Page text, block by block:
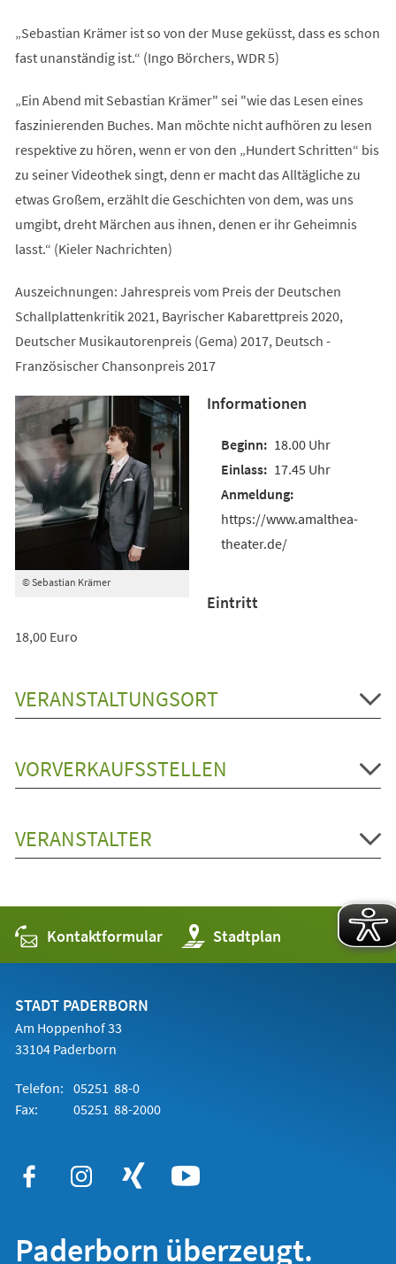
„Sebastian Krämer ist so von der Muse geküsst, dass es schon
fast unanständig ist.“ (Ingo Börchers, WDR 5)
„Ein Abend mit Sebastian Krämer" sei "wie das Lesen eines
faszinierenden Buches. Man möchte nicht aufhören zu lesen
respektive zu hören, wenn er von den „Hundert Schritten“ bis
zu seiner Videothek singt, denn er macht das Alltägliche zu
etwas Großem, erzählt die Geschichten von dem, was uns
umgibt, dreht Märchen aus ihnen, denen er ihr Geheimnis
lasst.“ (Kieler Nachrichten)
Auszeichnungen: Jahrespreis vom Preis der Deutschen
Schallplattenkritik 2021, Bayrischer Kabarettpreis 2020,
Deutscher Musikautorenpreis (Gema) 2017, Deutsch -
Französischer Chansonpreis 2017
© Sebastian Krämer
Informationen
18.00 Uhr
17.45 Uhr
https://www.amalthea-
theater.de/
Eintritt
18,00 Euro
VERANSTALTUNGSORT
VORVERKAUFSSTELLEN
VERANSTALTER
Kontaktformular Stadtplan
(Öffnet
in
einem
STADT PADERBORN
Am Hoppenhof 33
33104 Paderborn
Telefon: 05251 88-0
Fax:
05251 88-2000
Paderborn überzeugt.